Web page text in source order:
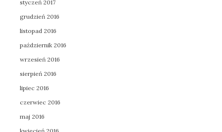
styczeń 2017
grudzień 2016
listopad 2016
październik 2016
wrzesień 2016
sierpień 2016
lipiec 2016
czerwiec 2016
maj 2016